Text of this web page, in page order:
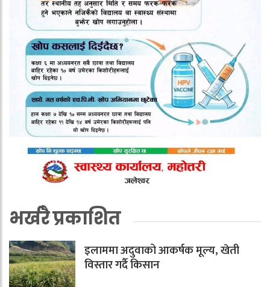
भर्खरै प्रकाशित
इलाममा अदुवाको आकर्षक मूल्य, खेती
विस्तार गर्दै किसान